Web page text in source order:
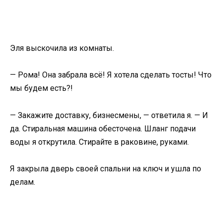
Эля выскочила из комнаты.
— Рома! Она забрала всё! Я хотела сделать тосты! Что
мы будем есть?!
— Закажите доставку, бизнесмены, — ответила я. — И
да. Стиральная машина обесточена. Шланг подачи
воды я открутила. Стирайте в раковине, руками.
Я закрыла дверь своей спальни на ключ и ушла по
делам.